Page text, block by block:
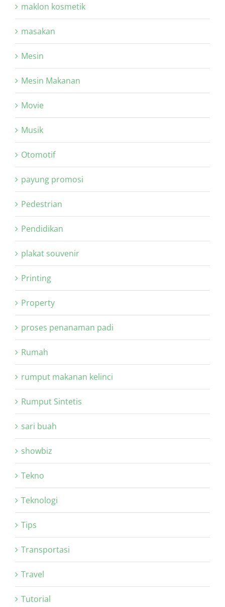
maklon kosmetik
masakan
Mesin
Mesin Makanan
Movie
Musik
Otomotif
payung promosi
Pedestrian
Pendidikan
plakat souvenir
Printing
Property
proses penanaman padi
Rumah
rumput makanan kelinci
Rumput Sintetis
sari buah
showbiz
Tekno
Teknologi
Tips
Transportasi
Travel
Tutorial